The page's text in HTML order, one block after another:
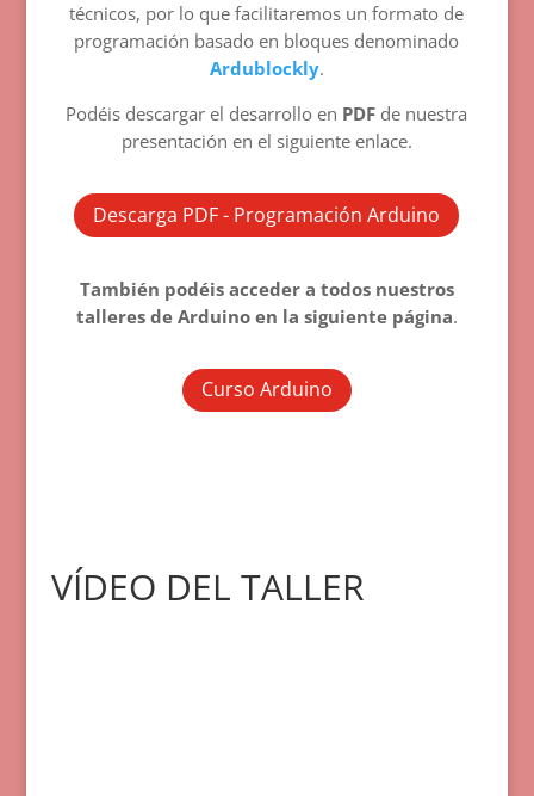
técnicos, por lo que facilitaremos un formato de
programación basado en bloques denominado
Ardublockly.
Podéis descargar el desarrollo en PDF de nuestra
presentación en el siguiente enlace.
Descarga PDF - Programación Arduino
También podéis acceder a todos nuestros
talleres de Arduino en la siguiente página.
Curso Arduino
VÍDEO DEL TALLER